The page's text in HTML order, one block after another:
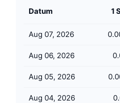
NFT-Statistiken
Anstehende Verkäufe
Liquidationen
Finanzierungsraten
Diamant-Prämien
Lernen und verdienen
ICO-Kalender
Datum 1
Aug 07, 2026
Aug 06, 2026
Aug 05, 2026
Aug 04, 2026